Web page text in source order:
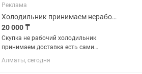
Реклама
Холодильник принимаем нерабочие
20 000 ₸
Скупка не рабочий холодильник
принимаем доставка есть сами
забирём
Алматы, сегодня